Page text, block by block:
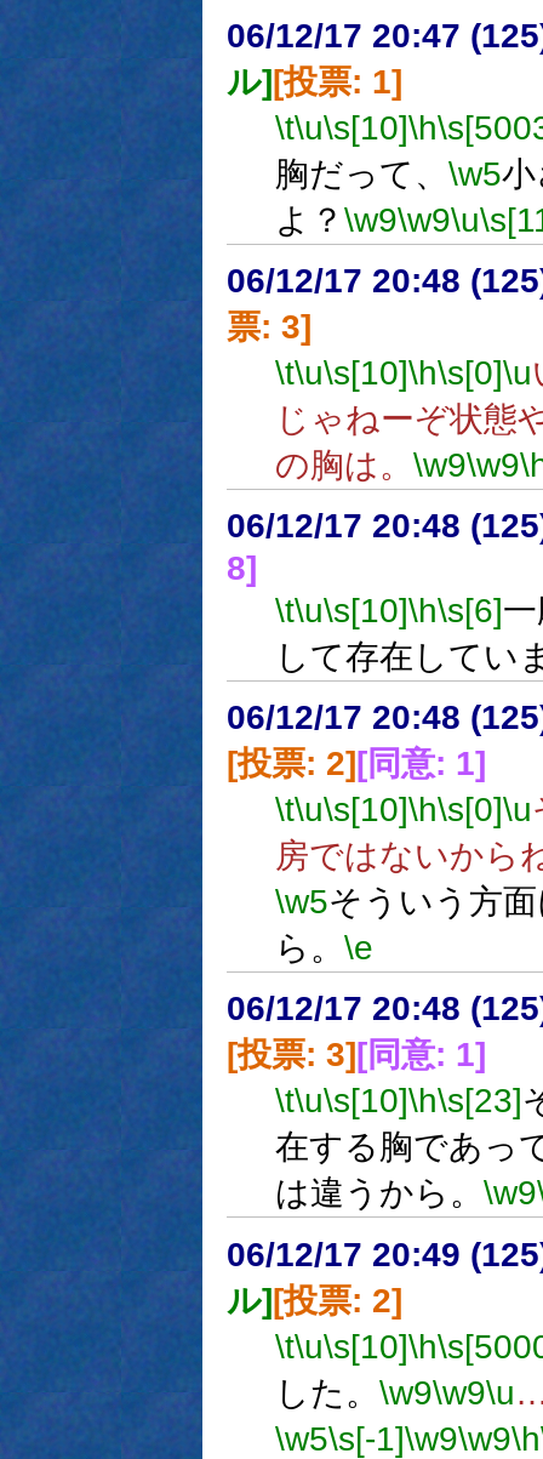
06/12/17 20:47
ル][投票: 1]
\t\u\s[10]\h
胸だって、 \w5
よ？ \w9\w9\u
06/12/17 20:48
票: 3]
\t\u\s[10]\h\s[0]\u
じゃねーぞ状態
の胸は。 \w9\w9
06/12/17 20:48
8]
\t\u\s[10]\h\s[6]
して存在してい
06/12/17 20:48
[投票: 2][同意: 1]
\t\u\s[10]\h\s[0]\u
房ではないから
\w5そういう方
ら。 \e
06/12/17 20:48
[投票: 3] [同意: 1]
\t\u\s[10]\h\s[23]
在する胸であっ
は違うから。 \w9
06/12/17 20:49
ル][投票: 2]
\t\u\s[10]\h
した。 \w9\w9\u
\w5\s[-1]\w9\w9\h